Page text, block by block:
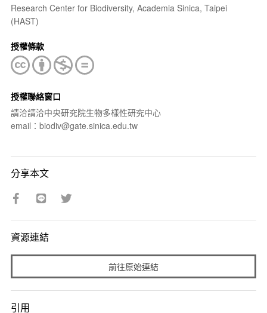
Research Center for Biodiversity, Academia Sinica, Taipei
(HAST)
授權條款
授權聯絡窗口
請洽請洽中央研究院生物多樣性研究中心
email：biodiv@gate.sinica.edu.tw
分享本文
資源連結
前往原始連結
引用